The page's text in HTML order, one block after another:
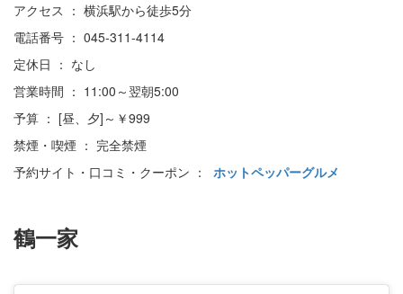
アクセス ： 横浜駅から徒歩5分
電話番号 ： 045-311-4114
定休日 ： なし
営業時間 ： 11:00～翌朝5:00
予算 ： [昼、夕]～￥999
禁煙・喫煙 ： 完全禁煙
予約サイト・口コミ・クーポン ： ホットペッパーグルメ
鶴一家